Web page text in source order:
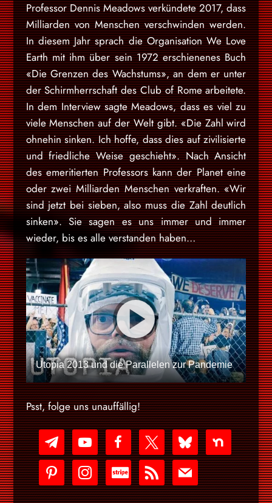
Professor Dennis Meadows verkündete 2017, dass
Milliarden von Menschen verschwinden werden.
In diesem Jahr sprach die Organisation We Love
Earth mit ihm über sein 1972 erschienenes Buch
«Die Grenzen des Wachstums», an dem er unter
der Schirmherrschaft des Club of Rome arbeitete.
In dem Interview sagte Meadows, dass es viel zu
viele Menschen auf der Welt gibt. «Die Zahl wird
ohnehin sinken. Ich hoffe, dass dies auf zivilisierte
und friedliche Weise geschieht». Nach Ansicht
des emeritierten Professors kann der Planet eine
oder zwei Milliarden Menschen verkraften. «Wir
sind jetzt bei sieben, also muss die Zahl deutlich
sinken». Sie sagen es uns immer und immer
wieder, bis es alle verstanden haben…
Utopia 2013 und die Parallelen zur Pandemie
Psst, folge uns unauffällig!
telegramyoutube-
play
facebookx blueskynextdoor
pinterestinstagram
cc-
stripe
rss mail